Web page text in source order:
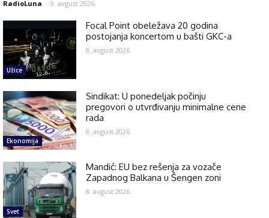
RadioLuna - 9. avgust 2026.
Užice
Focal Point obeležava 20 godina
postojanja koncertom u bašti GKC-a
8. avgust 2026.
Ekonomija
Sindikat: U ponedeljak počinju
pregovori o utvrđivanju minimalne cene
rada
8. avgust 2026.
Svet
Mandić: EU bez rešenja za vozače
Zapadnog Balkana u Šengen zoni
8. avgust 2026.